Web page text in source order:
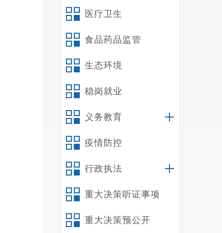
医疗卫生
食品药品监管
生态环境
稳岗就业
义务教育
疫情防控
行政执法
重大决策听证事项
重大决策预公开